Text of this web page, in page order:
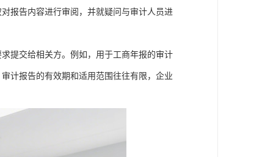
报告内容进行审阅，并就疑问与审计人员进
提交给相关方。例如，用于工商年报的审计
计报告的有效期和适用范围往往有限，企业